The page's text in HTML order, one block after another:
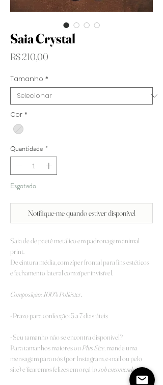
Saia Crystal
R$ 210,00
Tamanho *
Cor *
Quantidade *
Esgotado
Notifique-me quando estiver disponível
Saia de de paetê metálico em padronagem animal
print.
De cintura média, com zíper frontal para fins estéticos
e fechamento lateral com zíper invisível.
Composição: 100% Poliéster.
• Prazo para confecção: 5 a 7 dias úteis
• Seu tamanho não se encontra disponível?
Para tamanhos maiores ou Plus Size, mande uma
mensagem para nós (por Instagram, e-mail ou pelo
site) e ficaremos felizes em orçá-losob encomenda.